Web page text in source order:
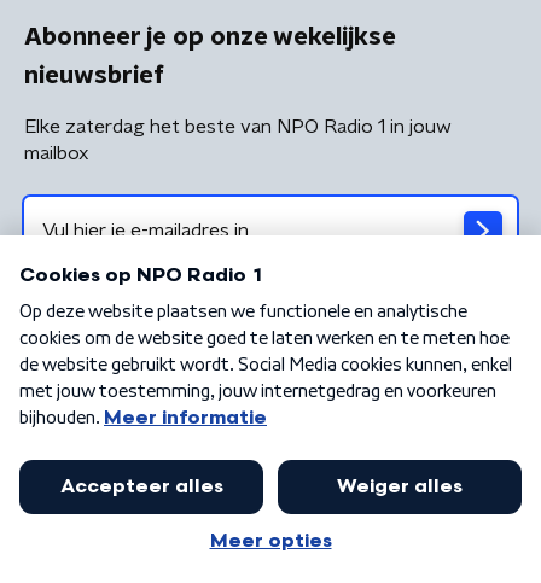
Abonneer je op onze wekelijkse
nieuwsbrief
Elke zaterdag het beste van NPO Radio 1 in jouw
mailbox
Algemene voorwaarden